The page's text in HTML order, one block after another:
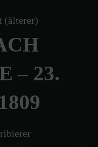
(älterer)
– 23.